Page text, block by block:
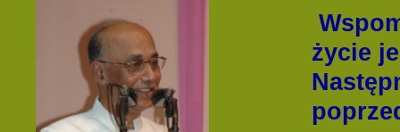
życie